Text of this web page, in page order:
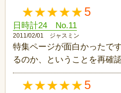
5
日時計24 No.11
2011/02/01 ジャスミン
特集ページが面白かったで
るのか、ということを再確
5